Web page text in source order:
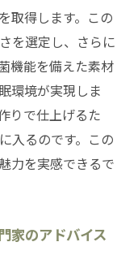
専門店の探索
オーダーメイ
の千葉県内の
取得します。この
を選定し、さらに
機能を備えた素材
環境が実現しま
りで仕上げるた
入るのです。この
力を実感できるで
家のアドバイス